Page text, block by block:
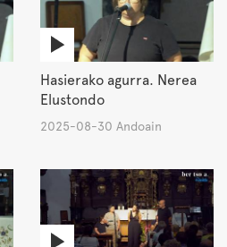
Hasierako agurra. Nerea
Elustondo
2025-08-30 Andoain